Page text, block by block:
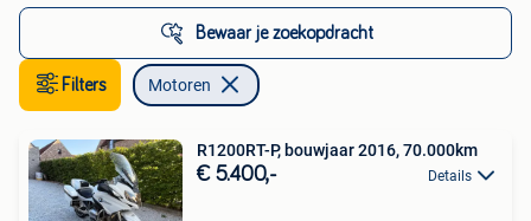
Bewaar je zoekopdracht
Filters Motoren
R1200RT-P, bouwjaar 2016, 70.000km
€ 5.400,- Details